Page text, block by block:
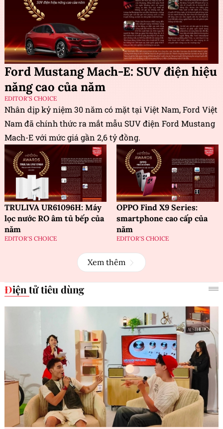
Ford Mustang Mach-E: SUV điện hiệu
năng cao của năm
EDITOR'S CHOICE
Nhân dịp kỷ niệm 30 năm có mặt tại Việt Nam, Ford Việt
Nam đã chính thức ra mắt mẫu SUV điện Ford Mustang
Mach-E với mức giá gần 2,6 tỷ đồng.
TRULIVA UR61096H: Máy
lọc nước RO âm tủ bếp của
năm
EDITOR'S CHOICE
OPPO Find X9 Series:
smartphone cao cấp của
năm
EDITOR'S CHOICE
Xem thêm
Điện tử tiêu dùng